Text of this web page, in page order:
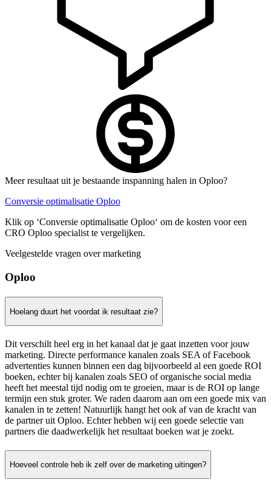
Meer resultaat uit je bestaande inspanning halen in Oploo?
Conversie optimalisatie Oploo
Klik op ‘Conversie optimalisatie Oploo‘ om de kosten voor een
CRO Oploo specialist te vergelijken.
Veelgestelde vragen over marketing
Oploo
Hoelang duurt het voordat ik resultaat zie?
Dit verschilt heel erg in het kanaal dat je gaat inzetten voor jouw
marketing. Directe performance kanalen zoals SEA of Facebook
advertenties kunnen binnen een dag bijvoorbeeld al een goede ROI
boeken, echter bij kanalen zoals SEO of organische social media
heeft het meestal tijd nodig om te groeien, maar is de ROI op lange
termijn een stuk groter. We raden daarom aan om een goede mix van
kanalen in te zetten! Natuurlijk hangt het ook af van de kracht van
de partner uit Oploo. Echter hebben wij een goede selectie van
partners die daadwerkelijk het resultaat boeken wat je zoekt.
Hoeveel controle heb ik zelf over de marketing uitingen?